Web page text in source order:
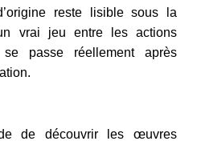
reste lisible sous la
vrai jeu entre les actions
passe réellement après
de découvrir les œuvres